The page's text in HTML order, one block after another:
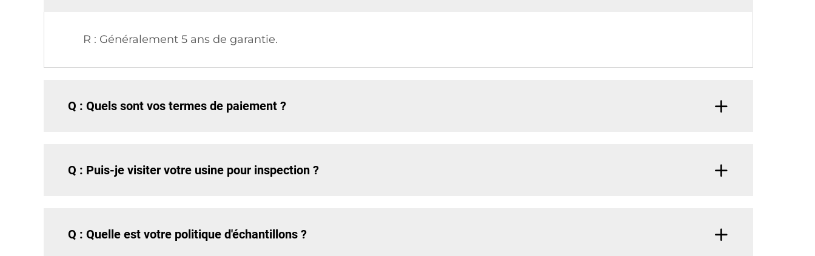
R : Généralement 5 ans de garantie.
Q : Quels sont vos termes de paiement ?
Q : Puis-je visiter votre usine pour inspection ?
Q : Quelle est votre politique d'échantillons ?